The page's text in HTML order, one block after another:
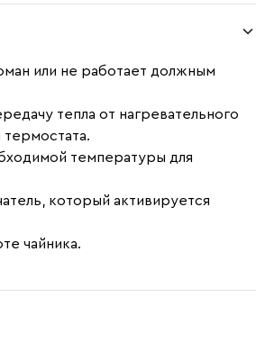
или не работает должным
тепла от нагревательного
температуры для
который активируется
чайника.